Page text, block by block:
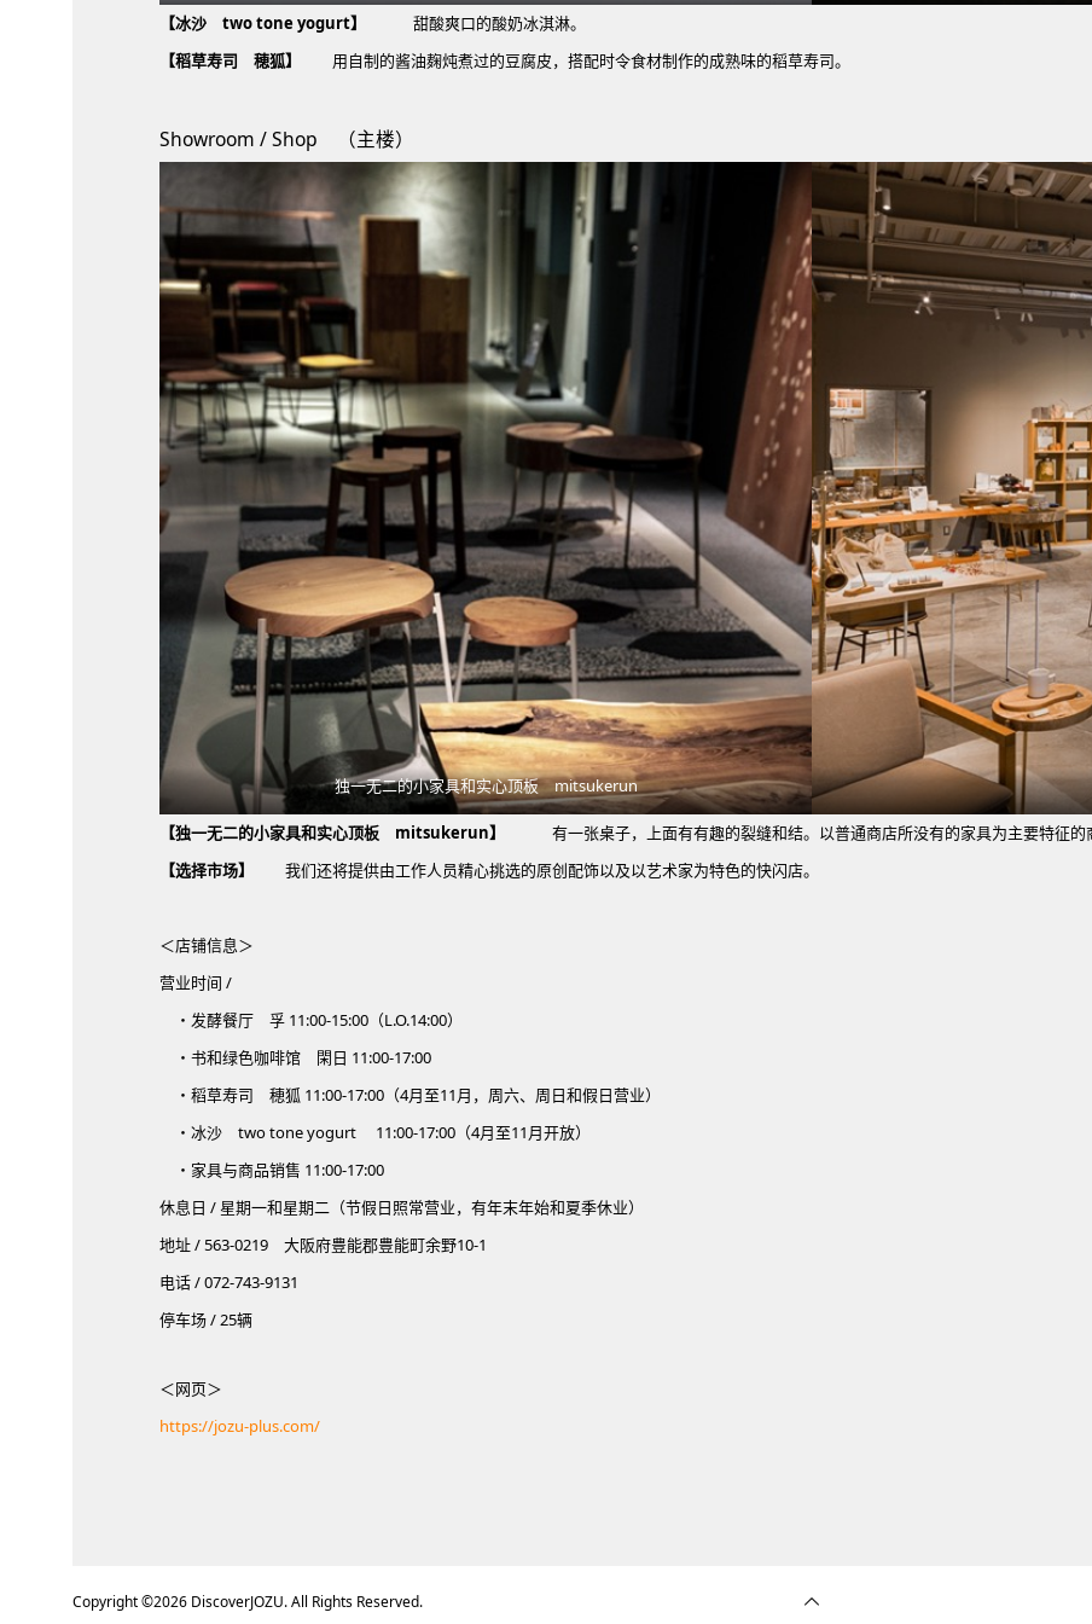
【冰沙 two tone yogurt】
甜酸爽口的酸奶冰淇淋。
【稻草寿司 穂狐】
用自制的酱油麹炖煮过的豆腐皮，搭配时令食材制作的成熟味的稻草寿司。
Showroom / Shop （主楼）
独一无二的小家具和实心顶板 mitsukerun
【独一无二的小家具和实心顶板 mitsukerun】
有一张桌子，上面有有趣的裂缝和结。以普通商店所没有的家具为主要特征的
【选择市场】
我们还将提供由工作人员精心挑选的原创配饰以及以艺术家为特色的快闪店。
＜店铺信息＞
营业时间 /
・发酵餐厅 孚 11:00-15:00（L.O.14:00）
・书和绿色咖啡馆 閑日 11:00-17:00
・稻草寿司 穂狐 11:00-17:00（4月至11月，周六、周日和假日营业）
・冰沙 two tone yogurt 11:00-17:00（4月至11月开放）
・家具与商品销售 11:00-17:00
休息日 / 星期一和星期二（节假日照常营业，有年末年始和夏季休业）
地址 / 563-0219 大阪府豊能郡豊能町余野10-1
电话 / 072-743-9131
停车场 / 25辆
＜网页＞
https://jozu-plus.com/
Copyright ©2026 DiscoverJOZU. All Rights Reserved.